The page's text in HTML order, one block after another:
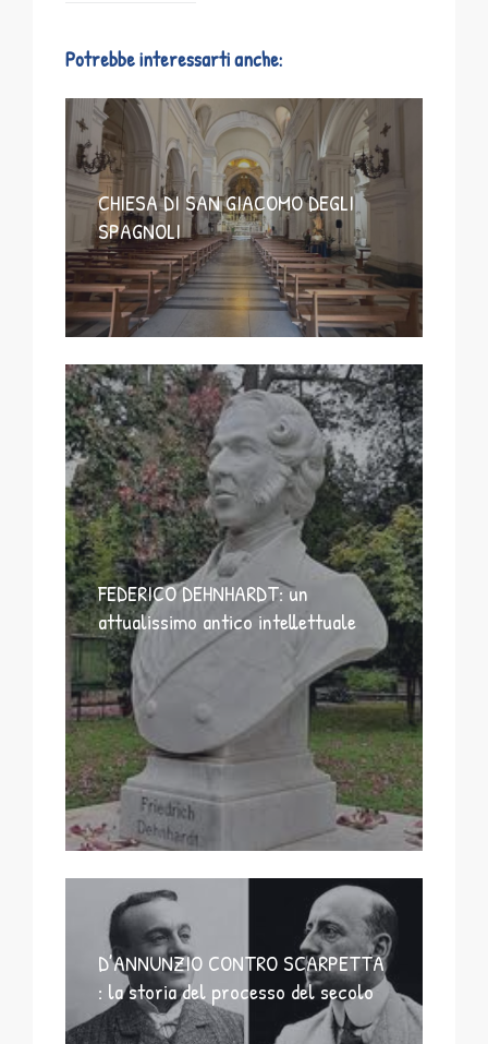
Potrebbe interessarti anche:
CHIESA DI SAN GIACOMO DEGLI
SPAGNOLI
FEDERICO DEHNHARDT: un
attualissimo antico intellettuale
D’ANNUNZIO CONTRO SCARPETTA
: la storia del processo del secolo